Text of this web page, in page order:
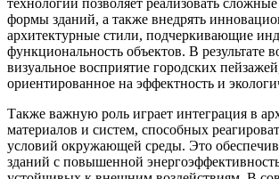
формы зданий, а также внедрять
архитектурные стили, подчеркивающие
функциональность объектов. В результате
визуальное восприятие городских
ориентированное на эффектность и
Также важную роль играет интеграция в
материалов и систем, способных
условий окружающей среды. Это
зданий с повышенной